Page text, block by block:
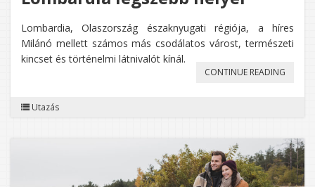
Lombardia, Olaszország északnyugati régiója, a híres
Milánó mellett számos más csodálatos várost, természeti
kincset és történelmi látnivalót kínál.
CONTINUE READING
Utazás